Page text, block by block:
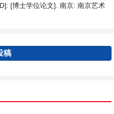
[博士学位论文]. 南京: 南京艺术
稿